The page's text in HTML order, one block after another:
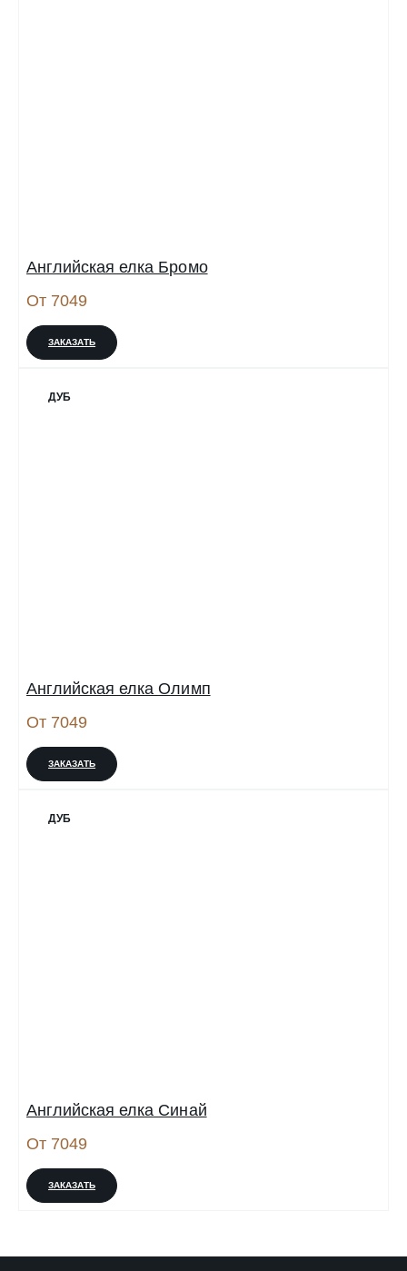
Английская елка Бромо
От 7049
ЗАКАЗАТЬ
ДУБ
Английская елка Олимп
От 7049
ЗАКАЗАТЬ
ДУБ
Английская елка Синай
От 7049
ЗАКАЗАТЬ